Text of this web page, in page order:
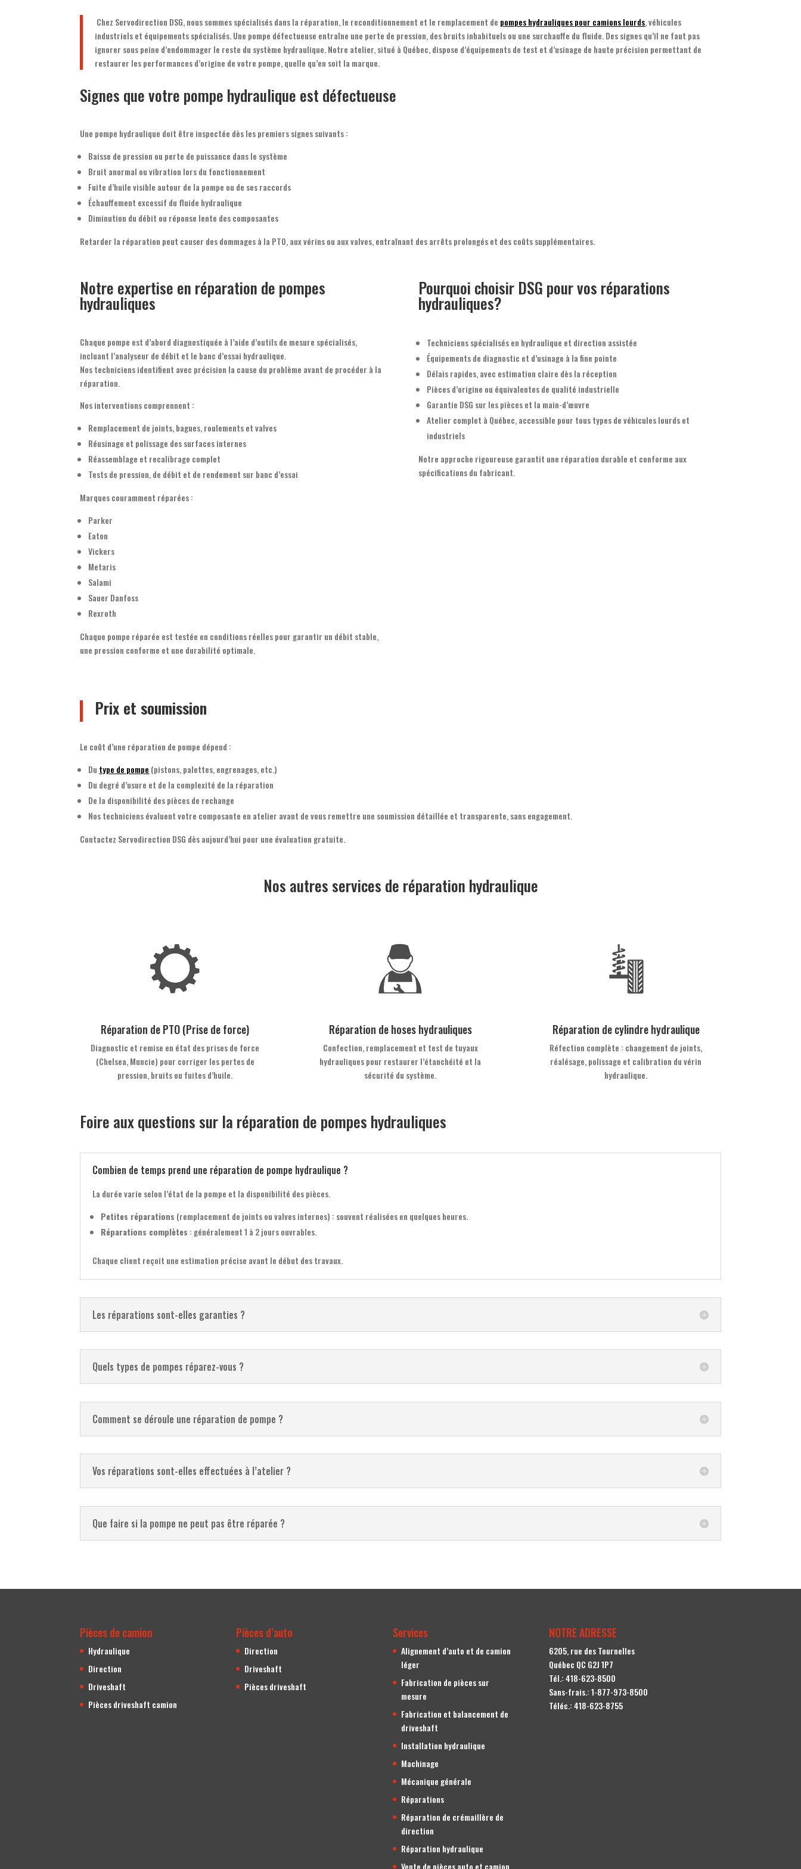
Chez Servodirection DSG, nous sommes spécialisés dans la réparation, le reconditionnement et le remplacement de pompes hydrauliques pour camions lourds, véhicules
industriels et équipements spécialisés. Une pompe défectueuse entraîne une perte de pression, des bruits inhabituels ou une surchauffe du fluide. Des signes qu’il ne faut pas
ignorer sous peine d’endommager le reste du système hydraulique.Notre atelier, situé à Québec, dispose d’équipements de test et d’usinage de haute précision permettant de
restaurer les performances d’origine de votre pompe, quelle qu’en soit la marque.
Signes que votre pompe hydraulique est défectueuse
Une pompe hydraulique doit être inspectée dès les premiers signes suivants :
Baisse de pression ou perte de puissance dans le système
Bruit anormal ou vibration lors du fonctionnement
Fuite d’huile visible autour de la pompe ou de ses raccords
Échauffement excessif du fluide hydraulique
Diminution du débit ou réponse lente des composantes
Retarder la réparation peut causer des dommages à la PTO, aux vérins ou aux valves, entraînant des arrêts prolongés et des coûts supplémentaires.
Notre expertise en réparation de pompes
hydrauliques
Chaque pompe est d’abord diagnostiquée à l’aide d’outils de mesure spécialisés,
incluant l’analyseur de débit et le banc d’essai hydraulique.
Nos techniciens identifient avec précision la cause du problème avant de procéder à la
réparation.
Nos interventions comprennent :
Remplacement de joints, bagues, roulements et valves
Réusinage et polissage des surfaces internes
Réassemblage et recalibrage complet
Tests de pression, de débit et de rendement sur banc d’essai
Marques couramment réparées :
Parker
Eaton
Vickers
Metaris
Salami
Sauer Danfoss
Rexroth
Chaque pompe réparée est testée en conditions réelles pour garantir un débit stable,
une pression conforme et une durabilité optimale.
Pourquoi choisir DSG pour vos réparations
hydrauliques?
Techniciens spécialisés en hydraulique et direction assistée
Équipements de diagnostic et d’usinage à la fine pointe
Délais rapides, avec estimation claire dès la réception
Pièces d’origine ou équivalentes de qualité industrielle
Garantie DSG sur les pièces et la main-d’œuvre
Atelier complet à Québec, accessible pour tous types de véhicules lourds et
industriels
Notre approche rigoureuse garantit une réparation durable et conforme aux
spécifications du fabricant.
Prix et soumission
Le coût d’une réparation de pompe dépend :
Du type de pompe (pistons, palettes, engrenages, etc.)
Du degré d’usure et de la complexité de la réparation
De la disponibilité des pièces de rechange
Nos techniciens évaluent votre composante en atelier avant de vous remettre une soumission détaillée et transparente, sans engagement.
Contactez Servodirection DSG dès aujourd’hui pour une évaluation gratuite.
Nos autres services de réparation hydraulique
Réparation de PTO (Prise de force)
Diagnostic et remise en état des prises de force
(Chelsea, Muncie) pour corriger les pertes de
pression, bruits ou fuites d’huile.
Réparation de hoses hydrauliques
Confection, remplacement et test de tuyaux
hydrauliques pour restaurer l’étanchéité et la
sécurité du système.
Réparation de cylindre hydraulique
Réfection complète : changement de joints,
réalésage, polissage et calibration du vérin
hydraulique.
Foire aux questions sur la réparation de pompes hydrauliques
Combien de temps prend une réparation de pompe hydraulique ?
La durée varie selon l’état de la pompe et la disponibilité des pièces.
Petites réparations (remplacement de joints ou valves internes) : souvent réalisées en quelques heures.
Réparations complètes : généralement 1 à 2 jours ouvrables.
Chaque client reçoit une estimation précise avant le début des travaux.
Les réparations sont-elles garanties ?
Quels types de pompes réparez-vous ?
Comment se déroule une réparation de pompe ?
Vos réparations sont-elles effectuées à l’atelier ?
Que faire si la pompe ne peut pas être réparée ?
Pièces de camion
Hydraulique
Direction
Driveshaft
Pièces driveshaft camion
Pièces d’auto
Direction
Driveshaft
Pièces driveshaft
Services
Alignement d’auto et de camion
léger
Fabrication de pièces sur
mesure
Fabrication et balancement de
driveshaft
Installation hydraulique
Machinage
Mécanique générale
Réparations
Réparation de crémaillère de
direction
Réparation hydraulique
Vente de pièces auto et camion
NOTRE ADRESSE
6205, rue des Tournelles
Québec QC G2J 1P7
Tél.:418-623-8500
Sans-frais.:1-877-973-8500
Téléc.: 418-623-8755